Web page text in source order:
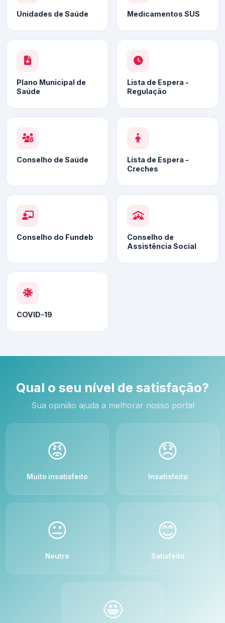
Unidades de Saúde Medicamentos SUS
Plano Municipal de
Saúde
Lista de Espera -
Regulação
Conselho de Saúde
Lista de Espera -
Creches
Conselho do Fundeb
Conselho de
Assistência Social
COVID-19
Qual o seu nível de satisfação?
Sua opinião ajuda a melhorar nosso portal
😡
Muito insatisfeito
😞
Insatisfeito
😐
Neutro
😊
Satisfeito
🤩